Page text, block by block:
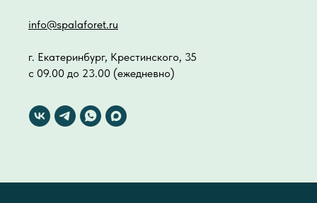
info@spalaforet.ru
г. Екатеринбург, Крестинского, 35
с 09.00 до 23.00 (ежедневно)